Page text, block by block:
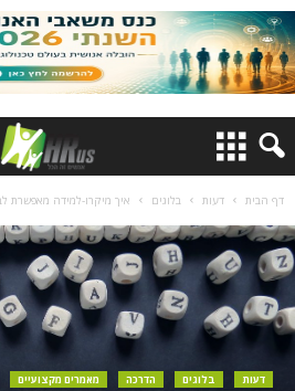
דף הבית דעות בלוגים איך מיקרו-למידה מאפשרת
דעות בלוגים הדרכה מאמרים מקצועיים